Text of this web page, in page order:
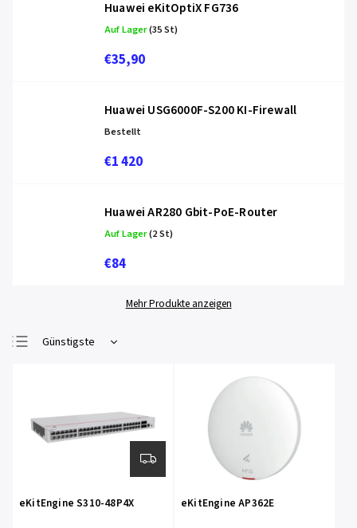
Huawei eKitOptiX FG736
Auf Lager(35 St)
€35,90
Huawei USG6000F-S200 KI-Firewall
Bestellt
€1 420
Huawei AR280 Gbit-PoE-Router
Auf Lager(2 St)
€84
Mehr Produkte anzeigen
Günstigste
Alphabetisch
eKitEngine S310-48P4X eKitEngine AP362E